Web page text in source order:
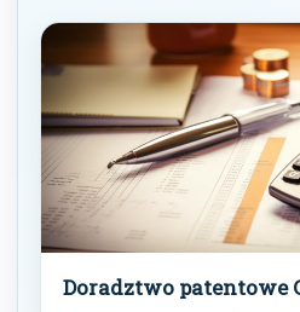
Doradztwo patentowe